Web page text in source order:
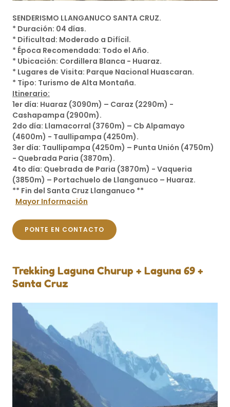
SENDERISMO LLANGANUCO SANTA CRUZ.
* Duración: 04 días.
* Dificultad: Moderado a Difícil.
* Época Recomendada: Todo el Año.
* Ubicación: Cordillera Blanca - Huaraz.
* Lugares de Visita: Parque Nacional Huascaran.
* Tipo: Turismo de Alta Montaña.
Itinerario:
1er día: Huaraz (3090m) – Caraz (2290m) -
Cashapampa (2900m).
2do día: Llamacorral (3760m) – Cb Alpamayo
(4600m) - Taullipampa (4250m).
3er día: Taullipampa (4250m) – Punta Unión (4750m)
- Quebrada Paria (3870m).
4to día: Quebrada de Paria (3870m) - Vaqueria
(3850m) – Portachuelo de Llanganuco – Huaraz.
** Fin del Santa Cruz Llanganuco **
Mayor Información
PONTE EN CONTACTO
Trekking Laguna Churup + Laguna 69 +
Santa Cruz